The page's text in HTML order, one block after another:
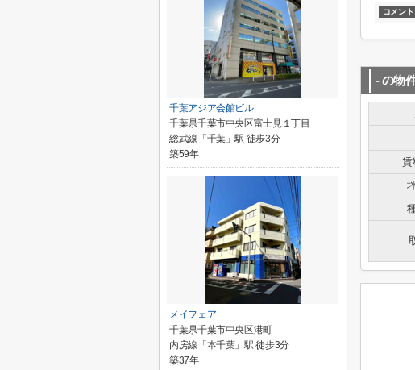
コメント
- の物
賃
千葉アジア会館ビル
千葉県千葉市中央区富士見１丁目
総武線「千葉」駅 徒歩3分
築59年
メイフェア
千葉県千葉市中央区港町
内房線「本千葉」駅 徒歩3分
築37年